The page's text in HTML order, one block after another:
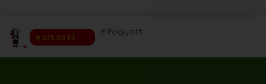
9 075.00 Ft
Elfogyott